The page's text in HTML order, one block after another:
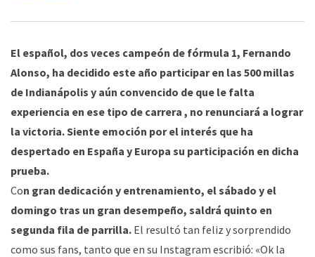
El español, dos veces campeón de fórmula 1, Fernando
Alonso, ha decidido este año participar en las 500 millas
de Indianápolis y aún convencido de que le falta
experiencia en ese tipo de carrera , no renunciará a lograr
la victoria. Siente emoción por el interés que ha
despertado en España y Europa su participación en dicha
prueba.
Con gran dedicación y entrenamiento, el sábado y el
domingo tras un gran desempeño, saldrá quinto en
segunda fila de parrilla. El resultó tan feliz y sorprendido
como sus fans, tanto que en su Instagram escribió: «Ok la